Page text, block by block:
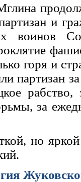
и
воинов
горя и
партизан
рабство,
за
но